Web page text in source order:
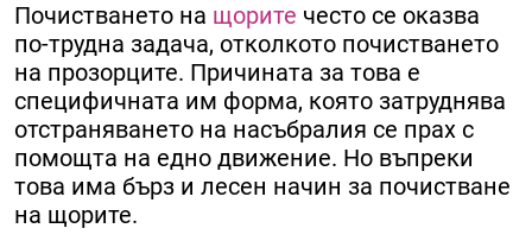
Почистването на щорите често се оказва
по-трудна задача, отколкото почистването
на прозорците. Причината за това е
специфичната им форма, която затруднява
отстраняването на насъбралия се прах с
помощта на едно движение. Но въпреки
това има бърз и лесен начин за почистване
на щорите.